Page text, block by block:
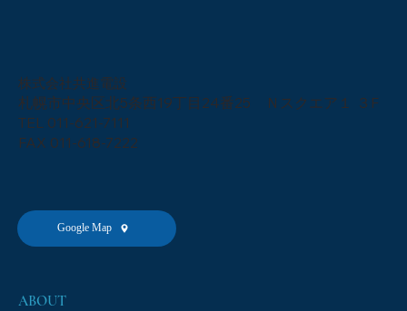
株式会社共進電設
札幌市中央区北5条西19丁目24番25 Ｎスクエア１ ３F
TEL 011-621-7111
FAX 011-618-7222
Google Map
ABOUT